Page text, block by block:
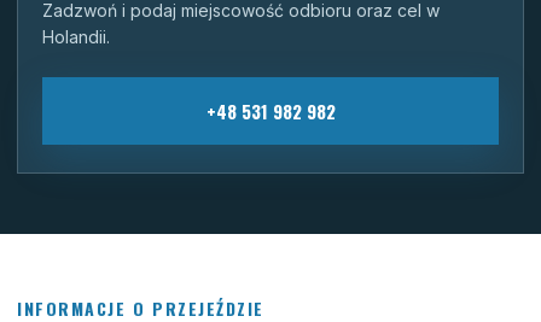
Zadzwoń i podaj miejscowość odbioru oraz cel w
Holandii.
+48 531 982 982
INFORMACJE O PRZEJEŹDZIE